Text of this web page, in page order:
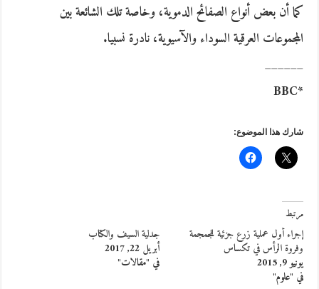
كما أن بعض أنواع الصفائح الدموية، وخاصة تلك الشائعة بين
المجموعات العرقية السوداء والآسيوية، نادرة نسبيا.
______
*BBC
شارك هذا الموضوع:
مرتبط
إجراء أول عملية زرع جزئية للجمجمة
وفروة الرأس في تكساس
يونيو 9, 2015
في "علوم"
جدلية السيف والكتاب
أبريل 22, 2017
في "مقالات"